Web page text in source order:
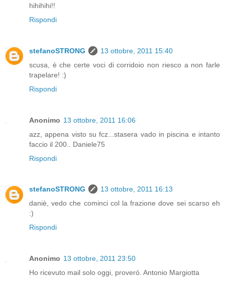
hihihihi!!
Rispondi
stefanoSTRONG
13 ottobre, 2011 15:40
scusa, è che certe voci di corridoio non riesco a non farle
trapelare! :)
Rispondi
Anonimo 13 ottobre, 2011 16:06
azz, appena visto su fcz...stasera vado in piscina e intanto
faccio il 200.. Daniele75
Rispondi
stefanoSTRONG
13 ottobre, 2011 16:13
daniè, vedo che cominci col la frazione dove sei scarso eh
:)
Rispondi
Anonimo 13 ottobre, 2011 23:50
Ho ricevuto mail solo oggi, proveró. Antonio Margiotta